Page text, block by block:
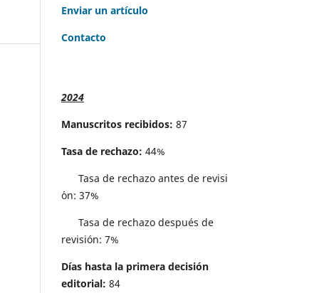
Enviar un artículo
Contacto
2024
Manuscritos recibidos: 87
Tasa de rechazo: 44%
Tasa de rechazo antes de revisi
´on: 37%
Tasa de rechazo después de
revisión: 7%
Días hasta la primera decisión
editorial: 84